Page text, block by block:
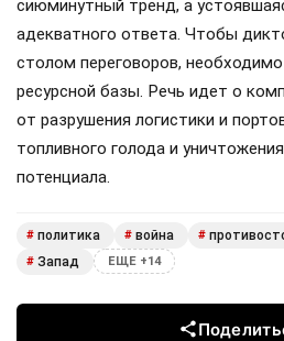
сиюминутный тренд, а
адекватного ответа. Чтобы
столом переговоров,
ресурсной базы. Речь идет о
от разрушения логистики и
топливного голода и
потенциала.
# политика # война #
# Запад ЕЩЕ +14